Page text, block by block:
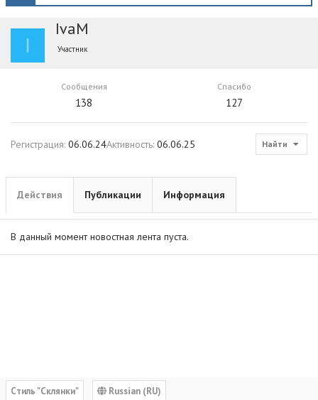
I
IvaM
Участник
Сообщения
138
Спасибо
127
Регистрация 06.06.24Активность 06.06.25 Найти
Действия Публикации Информация
В данный момент новостная лента пуста.
Cтиль "Склянки" Russian (RU)